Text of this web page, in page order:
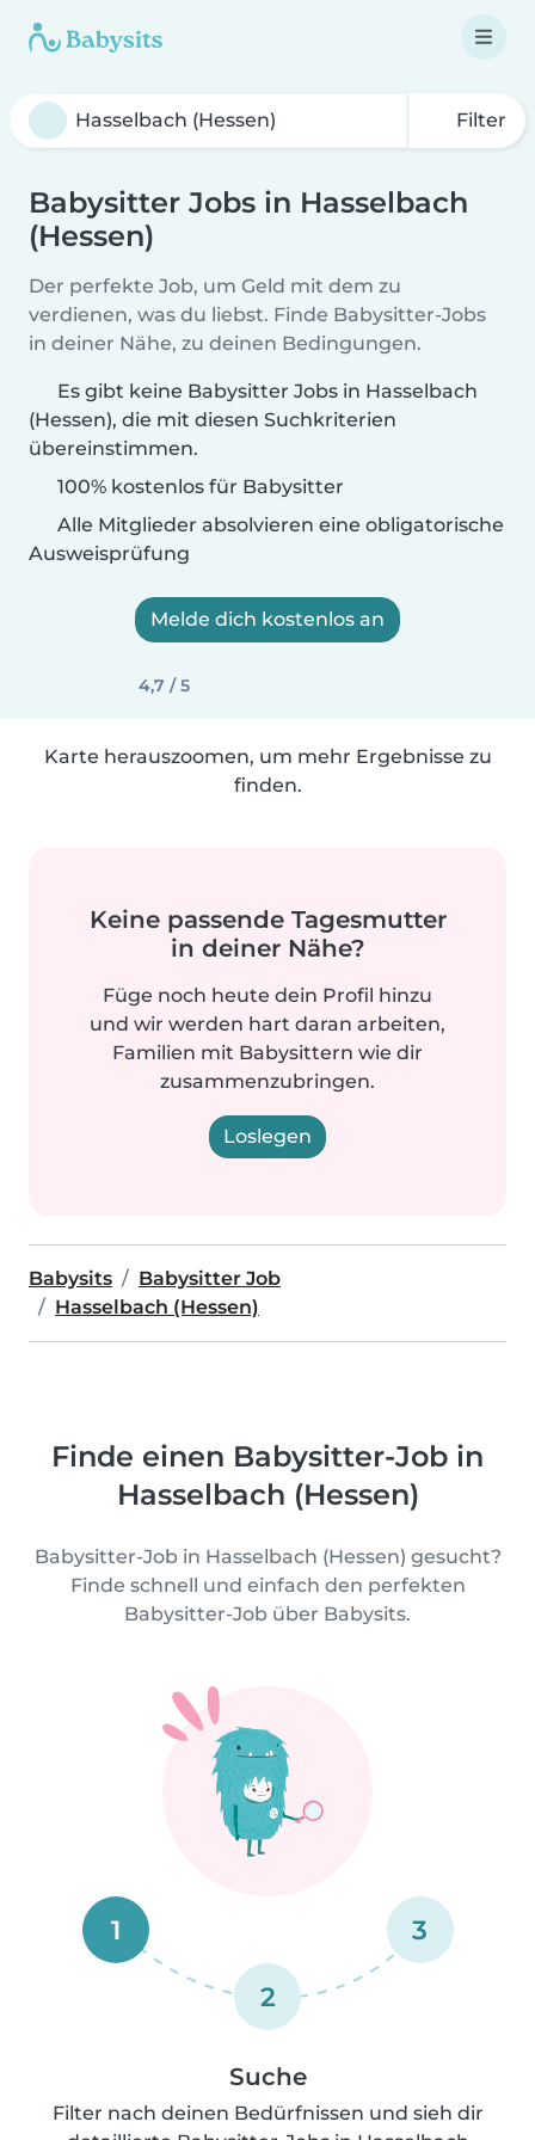
Filter
Babysitter Jobs in Hasselbach
(Hessen)
Der perfekte Job, um Geld mit dem zu
verdienen, was du liebst. Finde Babysitter-Jobs
in deiner Nähe, zu deinen Bedingungen.
Es gibt keine Babysitter Jobs in Hasselbach
(Hessen), die mit diesen Suchkriterien
übereinstimmen.
100% kostenlos für Babysitter
Alle Mitglieder absolvieren eine obligatorische
Ausweisprüfung
Melde dich kostenlos an
4,7 / 5
Karte herauszoomen, um mehr Ergebnisse zu
finden.
Keine passende Tagesmutter
in deiner Nähe?
Füge noch heute dein Profil hinzu
und wir werden hart daran arbeiten,
Familien mit Babysittern wie dir
zusammenzubringen.
Loslegen
Babysits
Babysitter Job
Hasselbach (Hessen)
Finde einen Babysitter-Job in
Hasselbach (Hessen)
Babysitter-Job in Hasselbach (Hessen) gesucht?
Finde schnell und einfach den perfekten
Babysitter-Job über Babysits.
1
2
3
Suche
Filter nach deinen Bedürfnissen und sieh dir